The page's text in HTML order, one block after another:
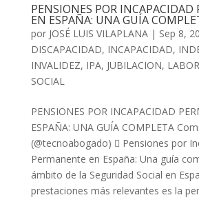
PENSIONES POR INCAPACIDAD
EN ESPAÑA: UNA GUÍA
por JOSÉ LUIS VILAPLANA| Sep 8,
DISCAPACIDAD, INCAPACIDAD,
INVALIDEZ, IPA, JUBILACION,
SOCIAL
PENSIONES POR INCAPACIDAD
ESPAÑA: UNA GUÍA COMPLETA
(@tecnoabogado)  Pensiones por
Permanente en España: Una guía
ámbito de la Seguridad Social en
prestaciones más relevantes es la